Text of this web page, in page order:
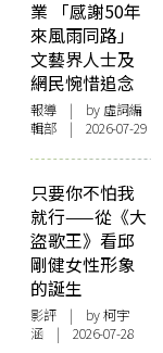
業 「感謝50年
來風雨同路」
文藝界人士及
網民惋惜追念
報導 | by 虛詞編
輯部 | 2026-07-29
只要你不怕我
就行——從《大
盜歌王》看邱
剛健女性形象
的誕生
影評 | by 柯宇
涵 | 2026-07-28